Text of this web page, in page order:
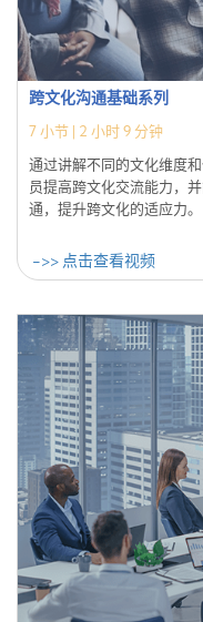
跨文化沟通基础系列
7小节 | 2 小时 9 分钟
通过讲解不同的文化维度
员提高跨文化交流能力，
通，提升跨文化的适应力。
->> 点击查看视频